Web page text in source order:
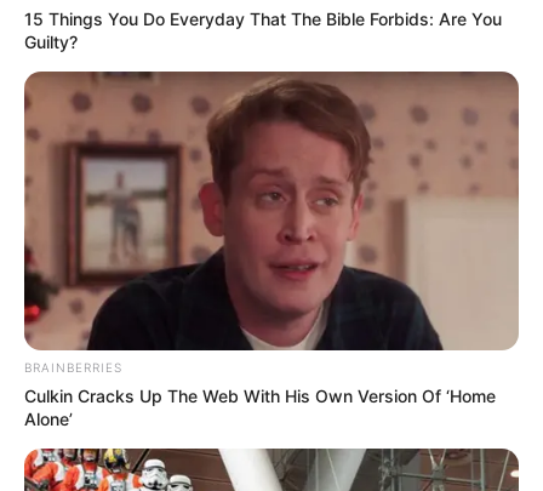
15 Things You Do Everyday That The Bible Forbids: Are You
Guilty?
BRAINBERRIES
Culkin Cracks Up The Web With His Own Version Of ‘Home
Alone’